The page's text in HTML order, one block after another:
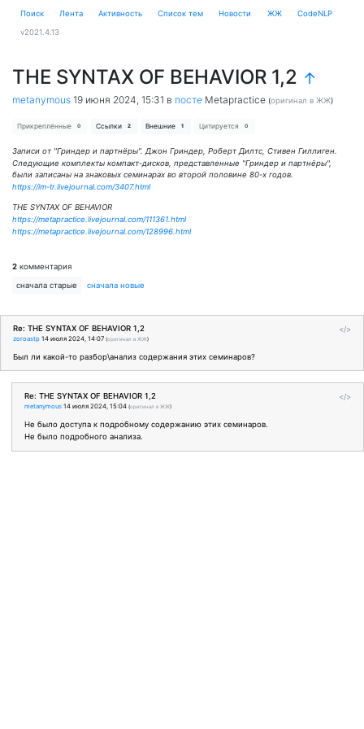
Поиск Лента Активность Cписок тем Новости ЖЖ CodeNLP
v2021.4.13
THE SYNTAX OF BEHAVIOR 1,2 ↑
metanymous 19 июня 2024, 15:31 в посте Metapractice (оригинал в ЖЖ)
Прикреплённые 0 Ссылки 2 Внешние 1 Цитируется 0
Записи от "Гриндер и партнёры". Джон Гриндер, Роберт Дилтс, Стивен Гиллиген.
Следующие комплекты компакт-дисков, представленные "Гриндер и партнёры",
были записаны на знаковых семинарах во второй половине 80-х годов.
https://im-tr.livejournal.com/3407.html
THE SYNTAX OF BEHAVIOR
https://metapractice.livejournal.com/111361.html
https://metapractice.livejournal.com/128996.html
2 комментария
сначала старые сначала новые
</>
Re: THE SYNTAX OF BEHAVIOR 1,2
zoroastp 14 июля 2024, 14:07 (оригинал в ЖЖ)
Был ли какой-то разбор\анализ содержания этих семинаров?
</>
Re: THE SYNTAX OF BEHAVIOR 1,2
metanymous 14 июля 2024, 15:04 (оригинал в ЖЖ)
Не было доступа к подробному содержанию этих семинаров.
Не было подробного анализа.